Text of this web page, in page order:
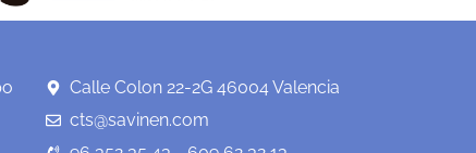
Calle Colon 22-2G 46004 Valencia
cts@savinen.com